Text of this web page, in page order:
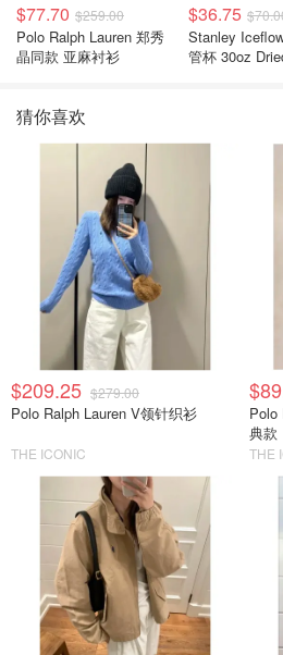
$77.70 $259.00
Polo Ralph Lauren 郑秀
晶同款 亚麻衬衫
$36.75
Stanley Iceflow 2.0 吸
管杯 30oz
猜你喜欢
$209.25 $279.00
Polo Ralph Lauren V领针织衫
THE ICONIC
Polo
典款
THE